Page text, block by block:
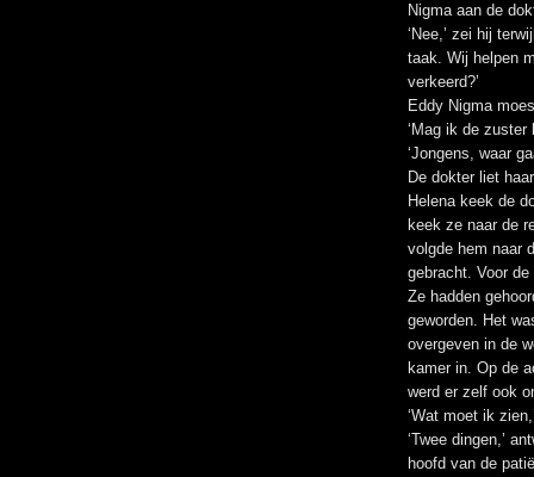
Nigma aan de
‘Nee,’ zei hij
taak. Wij helpen
verkeerd?’
Eddy Nigma
‘Mag ik de zuster
‘Jongens, waar
De dokter liet
Helena keek de
keek ze naar de
volgde hem naar
gebracht. Voor
Ze hadden
geworden. Het
overgeven in de
kamer in. Op de
werd er zelf ook
‘Wat moet ik
‘Twee dingen,’
hoofd van de